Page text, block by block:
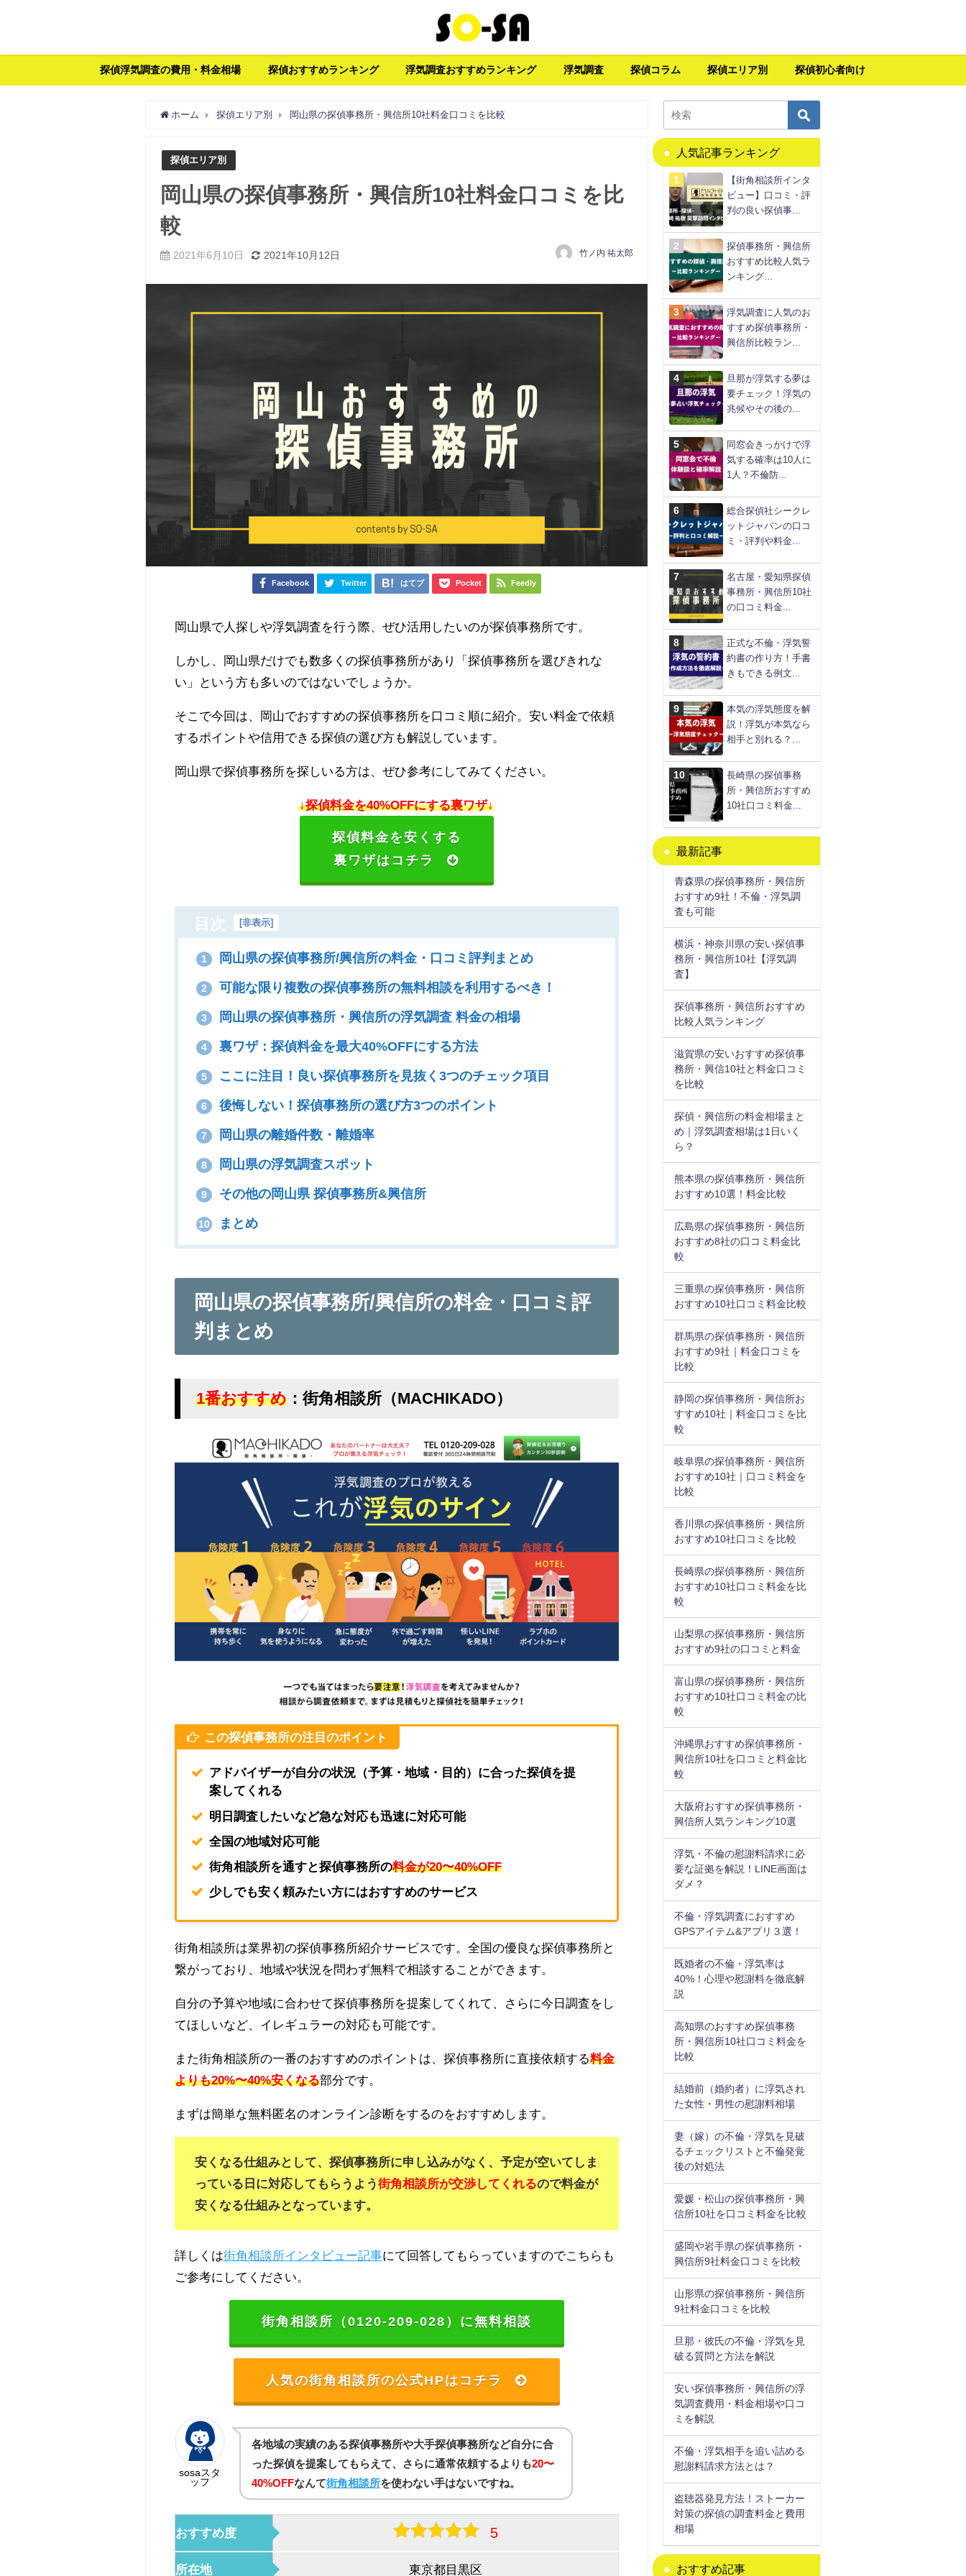
探偵浮気調査の費用・料金相場 探偵おすすめランキング 浮気調査おすすめランキング 浮気調査 探偵コラム 探偵エリア別 探偵初心者向け
ホーム 探偵エリア別 岡山県の探偵事務所・興信所10社料金口コミを比較
探偵エリア別
岡山県の探偵事務所・興信所10社料金口コミを比
較
2021年6月10日 2021年10月12日 竹ノ内 祐太郎
Facebook Twitter はてブ Pocket Feedly
岡山県で人探しや浮気調査を行う際、ぜひ活用したいのが探偵事務所です。
しかし、岡山県だけでも数多くの探偵事務所があり「探偵事務所を選びきれな
い」という方も多いのではないでしょうか。
そこで今回は、岡山でおすすめの探偵事務所を口コミ順に紹介。安い料金で依頼
するポイントや信用できる探偵の選び方も解説しています。
岡山県で探偵事務所を探しいる方は、ぜひ参考にしてみてください。
↓探偵料金を40%OFFにする裏ワザ↓
探偵料金を安くする
裏ワザはコチラ
目次 [非表示]
1 岡山県の探偵事務所/興信所の料金・口コミ評判まとめ
2 可能な限り複数の探偵事務所の無料相談を利用するべき！
3 岡山県の探偵事務所・興信所の浮気調査 料金の相場
4 裏ワザ：探偵料金を最大40%OFFにする方法
5 ここに注目！良い探偵事務所を見抜く3つのチェック項目
6 後悔しない！探偵事務所の選び方3つのポイント
7 岡山県の離婚件数・離婚率
8 岡山県の浮気調査スポット
9 その他の岡山県 探偵事務所&興信所
10 まとめ
岡山県の探偵事務所/興信所の料金・口コミ評
判まとめ
1番おすすめ：街角相談所（MACHIKADO）
この探偵事務所の注目のポイント
アドバイザーが自分の状況（予算・地域・目的）に合った探偵を提
案してくれる
明日調査したいなど急な対応も迅速に対応可能
全国の地域対応可能
街角相談所を通すと探偵事務所の料金が20〜40%OFF
少しでも安く頼みたい方にはおすすめのサービス
街角相談所は業界初の探偵事務所紹介サービスです。 全国の優良な探偵事務所と
繋がっており、地域や状況を問わず無料で相談することができます。
自分の予算や地域に合わせて探偵事務所を提案してくれて、さらに今日調査をし
てほしいなど、イレギュラーの対応も可能です。
また街角相談所の一番のおすすめのポイントは、探偵事務所に直接依頼する料金
よりも20%〜40%安くなる部分です。
まずは簡単な無料匿名のオンライン診断をするのをおすすめします。
安くなる仕組みとして、探偵事務所に申し込みがなく、予定が空いてしま
っている日に対応してもらうよう街角相談所が交渉してくれるので料金が
安くなる仕組みとなっています。
詳しくは街角相談所インタビュー記事にて回答してもらっていますのでこちらも
ご参考にしてください。
街角相談所（0120-209-028）に無料相談
人気の街角相談所の公式HPはコチラ
sosaスタ
ッフ
各地域の実績のある探偵事務所や大手探偵事務所など自分に合
った探偵を提案してもらえて、さらに通常依頼するよりも20〜
40%OFFなんて街角相談所を使わない手はないですね。
おすすめ度 5
所在地 東京都目黒区
人気記事ランキング
【街角相談所インタ
ビュー】口コミ・評
判の良い探偵事...
探偵事務所・興信所
おすすめ比較人気ラ
ンキング...
浮気調査に人気のお
すすめ探偵事務所・
興信所比較ラン...
旦那が浮気する夢は
要チェック！浮気の
兆候やその後の...
同窓会きっかけで浮
気する確率は10人に
1人？不倫防...
総合探偵社シークレ
ットジャパンの口コ
ミ・評判や料金...
名古屋・愛知県探偵
事務所・興信所10社
の口コミ料金...
正式な不倫・浮気誓
約書の作り方！手書
きもできる例文...
本気の浮気態度を解
説！浮気が本気なら
相手と別れる？...
長崎県の探偵事務
所・興信所おすすめ
10社口コミ料金...
最新記事
青森県の探偵事務所・興信所
おすすめ9社！不倫・浮気調
査も可能
横浜・神奈川県の安い探偵事
務所・興信所10社【浮気調
査】
探偵事務所・興信所おすすめ
比較人気ランキング
滋賀県の安いおすすめ探偵事
務所・興信10社と料金口コミ
を比較
探偵・興信所の料金相場まと
め｜浮気調査相場は1日いく
ら？
熊本県の探偵事務所・興信所
おすすめ10選！料金比較
広島県の探偵事務所・興信所
おすすめ8社の口コミ料金比
較
三重県の探偵事務所・興信所
おすすめ10社口コミ料金比較
群馬県の探偵事務所・興信所
おすすめ9社｜料金口コミを
比較
静岡の探偵事務所・興信所お
すすめ10社｜料金口コミを比
較
岐阜県の探偵事務所・興信所
おすすめ10社｜口コミ料金を
比較
香川県の探偵事務所・興信所
おすすめ10社口コミを比較
長崎県の探偵事務所・興信所
おすすめ10社口コミ料金を比
較
山梨県の探偵事務所・興信所
おすすめ9社の口コミと料金
富山県の探偵事務所・興信所
おすすめ10社口コミ料金の比
較
沖縄県おすすめ探偵事務所・
興信所10社を口コミと料金比
較
大阪府おすすめ探偵事務所・
興信所人気ランキング10選
浮気・不倫の慰謝料請求に必
要な証拠を解説！LINE画面は
ダメ？
不倫・浮気調査におすすめ
GPSアイテム&アプリ３選！
既婚者の不倫・浮気率は
40%！心理や慰謝料を徹底解
説
高知県のおすすめ探偵事務
所・興信所10社口コミ料金を
比較
結婚前（婚約者）に浮気され
た女性・男性の慰謝料相場
妻（嫁）の不倫・浮気を見破
るチェックリストと不倫発覚
後の対処法
愛媛・松山の探偵事務所・興
信所10社を口コミ料金を比較
盛岡や岩手県の探偵事務所・
興信所9社料金口コミを比較
山形県の探偵事務所・興信所
9社料金口コミを比較
旦那・彼氏の不倫・浮気を見
破る質問と方法を解説
安い探偵事務所・興信所の浮
気調査費用・料金相場や口コ
ミを解説
不倫・浮気相手を追い詰める
慰謝料請求方法とは？
盗聴器発見方法！ストーカー
対策の探偵の調査料金と費用
相場
おすすめ記事